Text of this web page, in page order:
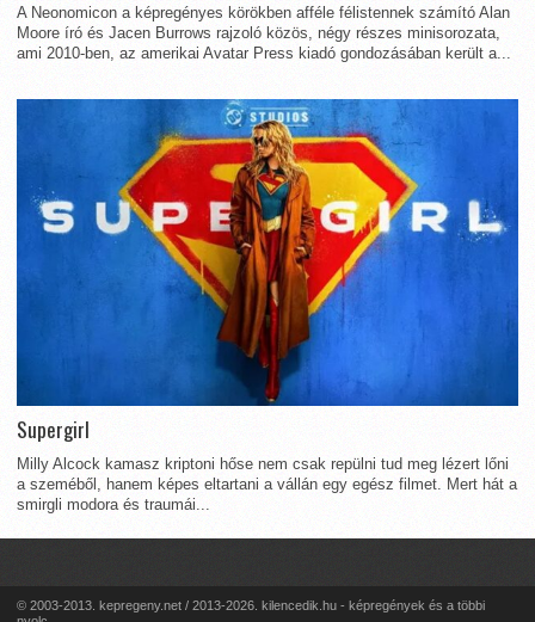
A Neonomicon a képregényes körökben afféle félistennek számító Alan
Moore író és Jacen Burrows rajzoló közös, négy részes minisorozata,
ami 2010-ben, az amerikai Avatar Press kiadó gondozásában került a...
Supergirl
Milly Alcock kamasz kriptoni hőse nem csak repülni tud meg lézert lőni
a szeméből, hanem képes eltartani a vállán egy egész filmet. Mert hát a
smirgli modora és traumái...
© 2003-2013. kepregeny.net / 2013-2026. kilencedik.hu - képregények és a többi